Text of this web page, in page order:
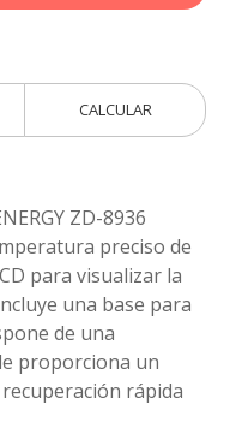
CALCULAR
ZD-8936
preciso de
para visualizar la
una base para
de una
proporciona un
rápida